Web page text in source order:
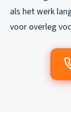
als het werk
voor overleg